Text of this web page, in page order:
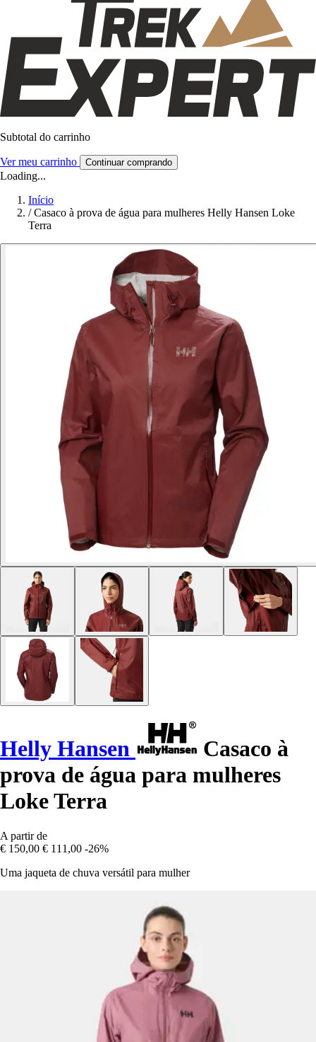
Subtotal do carrinho
Ver meu carrinho Continuar comprando
Loading...
Início
/ Casaco à prova de água para mulheres Helly Hansen Loke
Terra
Helly Hansen
Casaco à
prova de água para mulheres
Loke Terra
A partir de
€ 150,00 € 111,00 -26%
Uma jaqueta de chuva versátil para mulher